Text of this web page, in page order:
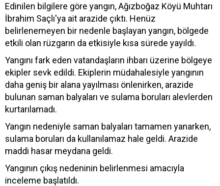
Edinilen bilgilere göre yangın, Ağızboğaz Köyü Muhtarı
İbrahim Saçlı'ya ait arazide çıktı. Henüz
belirlenemeyen bir nedenle başlayan yangın, bölgede
etkili olan rüzgarın da etkisiyle kısa sürede yayıldı.
Yangını fark eden vatandaşların ihbarı üzerine bölgeye
ekipler sevk edildi. Ekiplerin müdahalesiyle yangının
daha geniş bir alana yayılması önlenirken, arazide
bulunan saman balyaları ve sulama boruları alevlerden
kurtarılamadı.
Yangın nedeniyle saman balyaları tamamen yanarken,
sulama boruları da kullanılamaz hale geldi. Arazide
maddi hasar meydana geldi.
Yangının çıkış nedeninin belirlenmesi amacıyla
inceleme başlatıldı.